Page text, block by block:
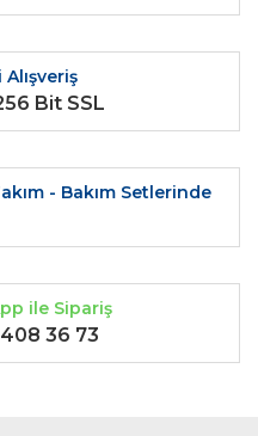
Bit SSL
- Bakım Setlerinde
ile Sipariş
36 73